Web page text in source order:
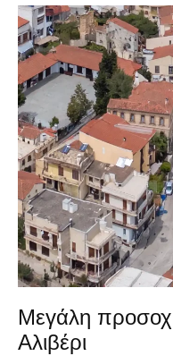
Μεγάλη
Αλιβέρι